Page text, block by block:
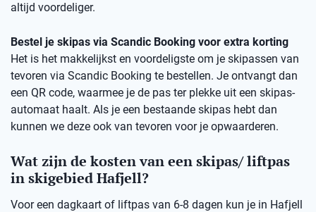
altijd voordeliger.
Bestel je skipas via Scandic Booking voor extra korting
Het is het makkelijkst en voordeligste om je skipassen van
tevoren via Scandic Booking te bestellen. Je ontvangt dan
een QR code, waarmee je de pas ter plekke uit een skipas-
automaat haalt. Als je een bestaande skipas hebt dan
kunnen we deze ook van tevoren voor je opwaarderen.
Wat zijn de kosten van een skipas/ liftpas
in skigebied Hafjell?
Voor een dagkaart of liftpas van 6-8 dagen kun je in Hafjell